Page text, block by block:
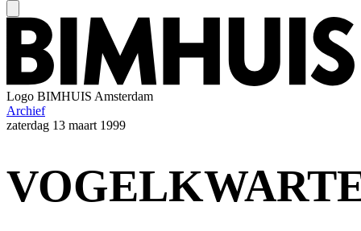
Logo BIMHUIS Amsterdam
Archief
zaterdag 13 maart 1999